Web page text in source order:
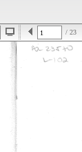
/ 23